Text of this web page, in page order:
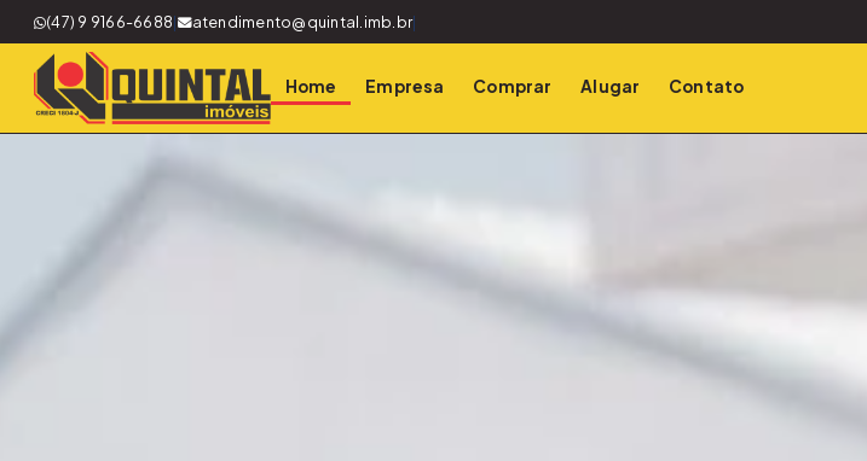
(47) 9 9166-6688| atendimento@quintal.imb.br|
Home Empresa Comprar Alugar Contato